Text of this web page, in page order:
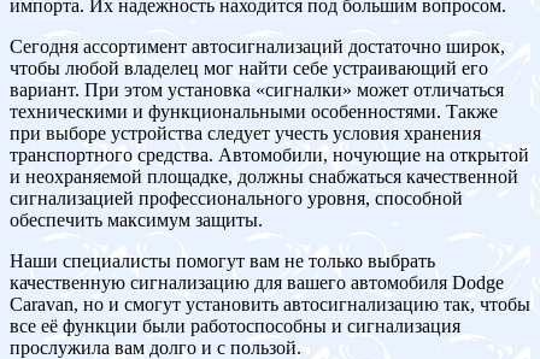
импорта. Их надежность находится под большим вопросом.
Сегодня ассортимент автосигнализаций достаточно широк,
чтобы любой владелец мог найти себе устраивающий его
вариант. При этом установка «сигналки» может отличаться
техническими и функциональными особенностями. Также
при выборе устройства следует учесть условия хранения
транспортного средства. Автомобили, ночующие на открытой
и неохраняемой площадке, должны снабжаться качественной
сигнализацией профессионального уровня, способной
обеспечить максимум защиты.
Наши специалисты помогут вам не только выбрать
качественную сигнализацию для вашего автомобиля Dodge
Caravan, но и смогут установить автосигнализацию так, чтобы
все её функции были работоспособны и сигнализация
прослужила вам долго и с пользой.